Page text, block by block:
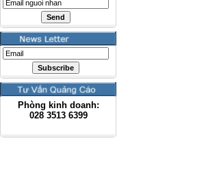
Phòng kinh doanh:
028 3513 6399